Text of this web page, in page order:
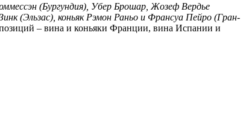
(Бургундия), Убер Брошар, Жозеф Вердье
(Эльзас), коньяк Рэмон Раньо и Франсуа Пейро (Гран-
– вина и коньяки Франции, вина Испании и